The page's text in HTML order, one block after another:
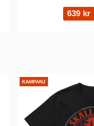
639 kr
KAMPANJ